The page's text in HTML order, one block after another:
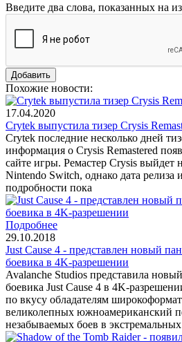
Введите два слова, показанных на
Похожие новости:
17.04.2020
Crytek выпустила тизер Crysis
Crytek последние несколько дней
информация о Crysis Remastered
сайте игры. Ремастер Crysis выйдет
Nintendo Switch, однако дата релиза
подробности пока
Подробнее
29.10.2018
Just Cause 4 - представлен новый
боевика в 4K-разрешении
Avalanche Studios представила
боевика Just Cause 4 в 4K-
по вкусу обладателям
великолепных южноамериканский
незабываемых боев в экстремальных